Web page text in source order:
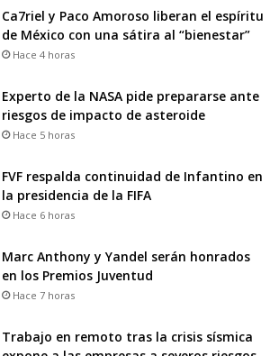
Ca7riel y Paco Amoroso liberan el espíritu
de México con una sátira al “bienestar”
Hace 4 horas
Experto de la NASA pide prepararse ante
riesgos de impacto de asteroide
Hace 5 horas
FVF respalda continuidad de Infantino en
la presidencia de la FIFA
Hace 6 horas
Marc Anthony y Yandel serán honrados
en los Premios Juventud
Hace 7 horas
Trabajo en remoto tras la crisis sísmica